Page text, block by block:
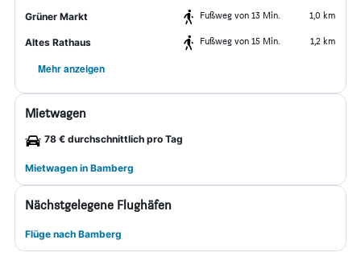
Grüner Markt Fußweg von 13 Min. 1,0 km
Altes Rathaus Fußweg von 15 Min. 1,2 km
Mehr anzeigen
Mietwagen
78 € durchschnittlich pro Tag
Mietwagen in Bamberg
Nächstgelegene Flughäfen
Flüge nach Bamberg